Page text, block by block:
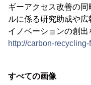
ギーアクセス改善の
ルに係る研究助成や
イノベーションの創出
http://carbon-
すべての画像